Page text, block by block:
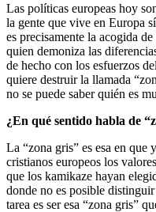
Las políticas europeas hoy
la gente que vive en Europa
es precisamente la acogida
quien demoniza las
de hecho con los esfuerzos
quiere destruir la llamada
no se puede saber quién es
¿En qué sentido habla de
La “zona gris” es esa en
cristianos europeos los
que los kamikaze hayan
donde no es posible
tarea es ser esa “zona gris”